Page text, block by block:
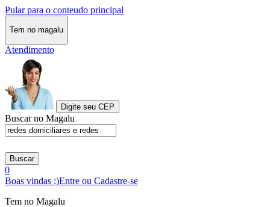
Pular para o conteudo principal
Tem no magalu
Atendimento
Digite seu CEP
Buscar no Magalu
Buscar
0
Boas vindas :)Entre ou Cadastre-se
Tem no Magalu